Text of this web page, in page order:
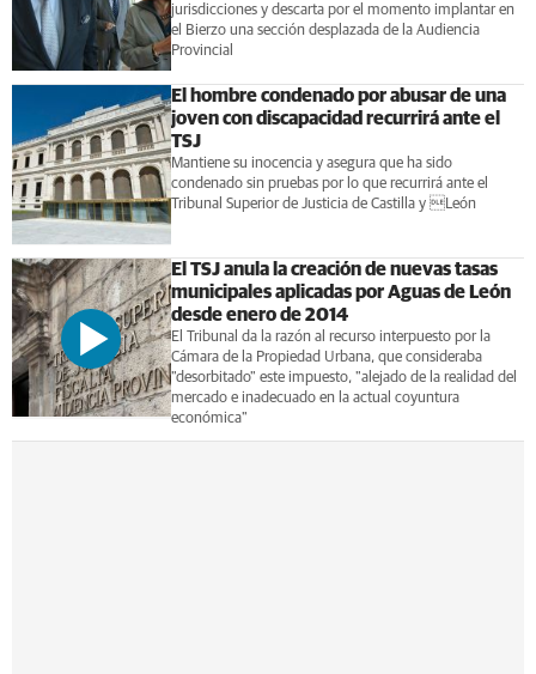
jurisdicciones y descarta por el momento implantar en
el Bierzo una sección desplazada de la Audiencia
Provincial
El hombre condenado por abusar de una
joven con discapacidad recurrirá ante el
TSJ
Mantiene su inocencia y asegura que ha sido
condenado sin pruebas por lo que recurrirá ante el
Tribunal Superior de Justicia de Castilla y León
El TSJ anula la creación de nuevas tasas
municipales aplicadas por Aguas de León
desde enero de 2014
El Tribunal da la razón al recurso interpuesto por la
Cámara de la Propiedad Urbana, que consideraba
"desorbitado" este impuesto, "alejado de la realidad del
mercado e inadecuado en la actual coyuntura
económica"